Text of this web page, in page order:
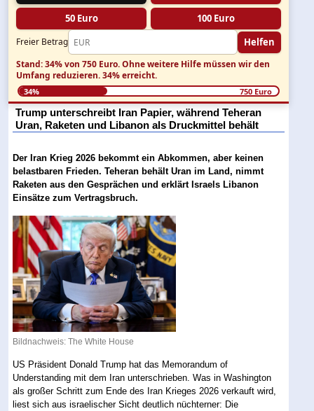
50 Euro 100 Euro
Freier Betrag Helfen
Stand: 34% von 750 Euro.Ohne weitere Hilfe müssen wir den
Umfang reduzieren.34% erreicht.
34% 750 Euro
Trump unterschreibt Iran Papier, während Teheran
Uran, Raketen und Libanon als Druckmittel behält
Der Iran Krieg 2026 bekommt ein Abkommen, aber keinen
belastbaren Frieden. Teheran behält Uran im Land, nimmt
Raketen aus den Gesprächen und erklärt Israels Libanon
Einsätze zum Vertragsbruch.
Bildnachweis: The White House
US Präsident Donald Trump hat das Memorandum of
Understanding mit dem Iran unterschrieben. Was in Washington
als großer Schritt zum Ende des Iran Krieges 2026 verkauft wird,
liest sich aus israelischer Sicht deutlich nüchterner: Die